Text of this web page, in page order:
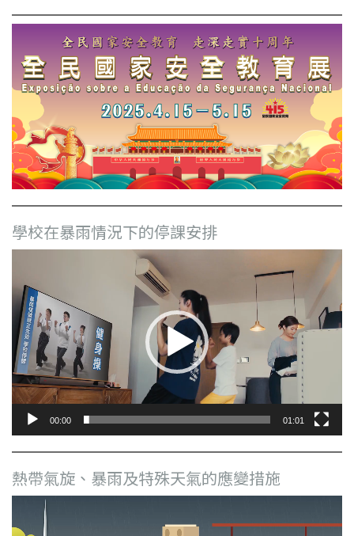
學校在暴雨情況下的停課安排
播
放
器
00:00 01:01
熱帶氣旋、暴雨及特殊天氣的應變措施
訊